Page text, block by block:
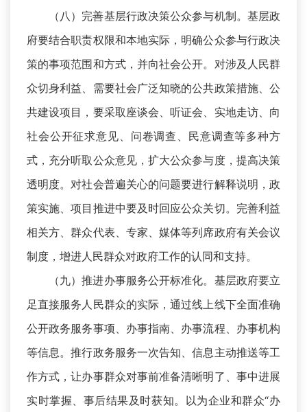
（八）完善基层行政决策公众参与机制。基层政
府要结合职责权限和本地实际，明确公众参与行政决
策的事项范围和方式，并向社会公开。对涉及人民群
众切身利益、需要社会广泛知晓的公共政策措施、公
共建设项目，要采取座谈会、听证会、实地走访、向
社会公开征求意见、问卷调查、民意调查等多种方
式，充分听取公众意见，扩大公众参与度，提高决策
透明度。对社会普遍关心的问题要进行解释说明，政
策实施、项目推进中要及时回应公众关切。完善利益
相关方、群众代表、专家、媒体等列席政府有关会议
制度，增进人民群众对政府工作的认同和支持。
（九）推进办事服务公开标准化。基层政府要立
足直接服务人民群众的实际，通过线上线下全面准确
公开政务服务事项、办事指南、办事流程、办事机构
等信息。推行政务服务一次告知、信息主动推送等工
作方式，让办事群众对事前准备清晰明了、事中进展
实时掌握、事后结果及时获知。以为企业和群众“办